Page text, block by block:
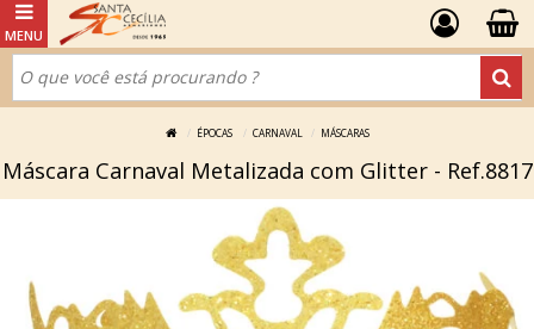
ÉPOCAS CARNAVAL MÁSCARAS
Máscara Carnaval Metalizada com Glitter - Ref.8817